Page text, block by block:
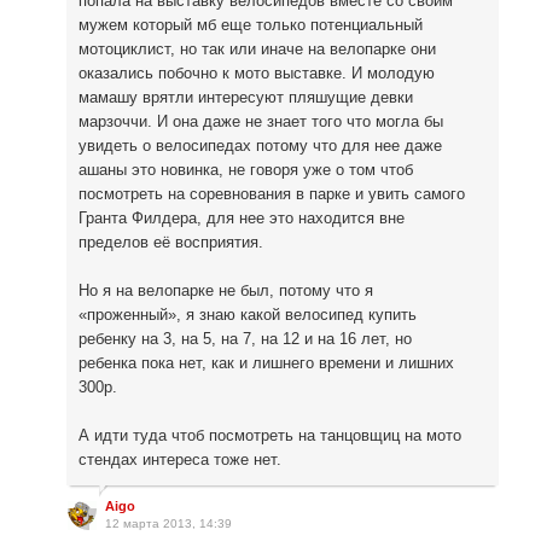
мужем который мб еще только потенциальный
мотоциклист, но так или иначе на велопарке они
оказались побочно к мото выставке. И молодую
мамашу врятли интересуют пляшущие девки
марзоччи. И она даже не знает того что могла бы
увидеть о велосипедах потому что для нее даже
ашаны это новинка, не говоря уже о том чтоб
посмотреть на соревнования в парке и увить самого
Гранта Филдера, для нее это находится вне
пределов её восприятия.
Но я на велопарке не был, потому что я
«проженный», я знаю какой велосипед купить
ребенку на 3, на 5, на 7, на 12 и на 16 лет, но
ребенка пока нет, как и лишнего времени и лишних
300р.
А идти туда чтоб посмотреть на танцовщиц на мото
стендах интереса тоже нет.
Aigo
12 марта 2013, 14:39